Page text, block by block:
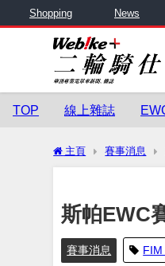
Shopping News
TOP 線上雜誌
主頁 賽事消息
斯帕EWC
賽事消息 FIM